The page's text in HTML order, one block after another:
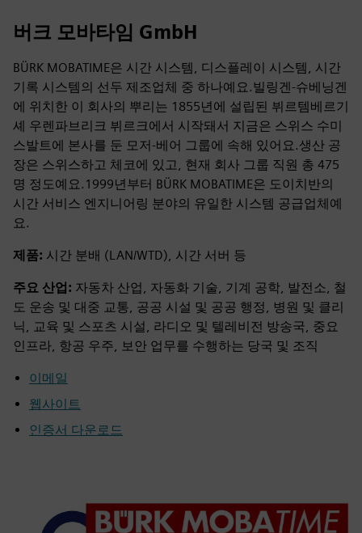
버크 모바타임 GmbH
BÜRK MOBATIME은 시간 시스템, 디스플레이 시스템, 시간
기록 시스템의 선두 제조업체 중 하나예요.빌링겐-슈베닝겐
에 위치한 이 회사의 뿌리는 1855년에 설립된 뷔르템베르기
셰 우렌파브리크 뷔르크에서 시작돼서 지금은 스위스 수미
스발트에 본사를 둔 모저-베어 그룹에 속해 있어요.생산 공
장은 스위스하고 체코에 있고, 현재 회사 그룹 직원 총 475
명 정도예요.1999년부터 BÜRK MOBATIME은 도이치반의
시간 서비스 엔지니어링 분야의 유일한 시스템 공급업체예
요.
제품: 시간 분배 (LAN/WTD), 시간 서버 등
주요 산업: 자동차 산업, 자동화 기술, 기계 공학, 발전소, 철
도 운송 및 대중 교통, 공공 시설 및 공공 행정, 병원 및 클리
닉, 교육 및 스포츠 시설, 라디오 및 텔레비전 방송국, 중요
인프라, 항공 우주, 보안 업무를 수행하는 당국 및 조직
이메일
웹사이트
인증서 다운로드